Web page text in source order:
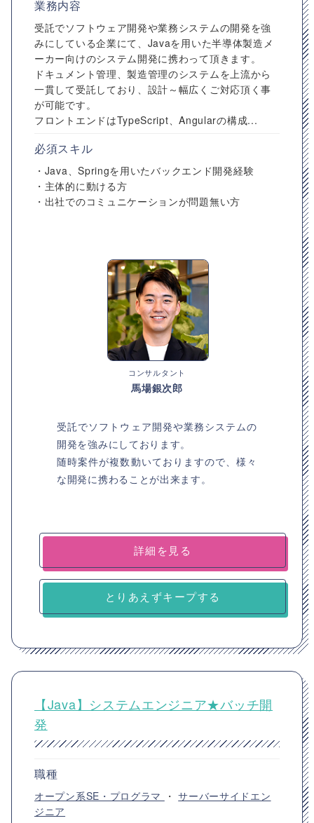
業務内容
受託でソフトウェア開発や業務システムの開発を強
みにしている企業にて、Javaを用いた半導体製造メ
ーカー向けのシステム開発に携わって頂きます。
ドキュメント管理、製造管理のシステムを上流から
一貫して受託しており、設計～幅広くご対応頂く事
が可能です。
フロントエンドはTypeScript、Angularの構成...
必須スキル
・Java、Springを用いたバックエンド開発経験
・主体的に動ける方
・出社でのコミュニケーションが問題無い方
コンサルタント
馬場銀次郎
受託でソフトウェア開発や業務システムの
開発を強みにしております。
随時案件が複数動いておりますので、様々
な開発に携わることが出来ます。
詳細を見る
とりあえずキープする
【Java】システムエンジニア★バッチ開
発
職種
オープン系SE・プログラマ ・サーバーサイドエン
ジニア